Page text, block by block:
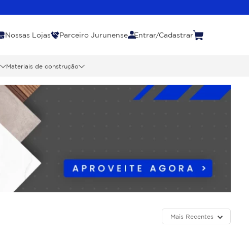
Nossas Lojas Parceiro Jurunense Entrar/Cadastrar
Materiais de construção
Mais Recentes